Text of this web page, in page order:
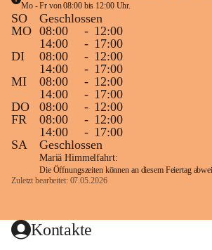
Mo - Fr von 08:00 bis 12:00 Uhr.
SO
Geschlossen
MO 08:00 - 12:00
14:00
- 17:00
DI
08:00 - 12:00
14:00
- 17:00
MI
08:00 - 12:00
14:00
- 17:00
DO
08:00 - 12:00
FR
08:00 - 12:00
14:00
- 17:00
SA
Geschlossen
Mariä Himmelfahrt:
Die Öffnungszeiten können an diesem Feiertag
Zuletzt bearbeitet: 07.05.2026
Kontakte